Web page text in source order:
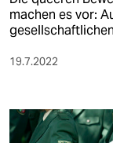
machen es vor:
19.7.2022